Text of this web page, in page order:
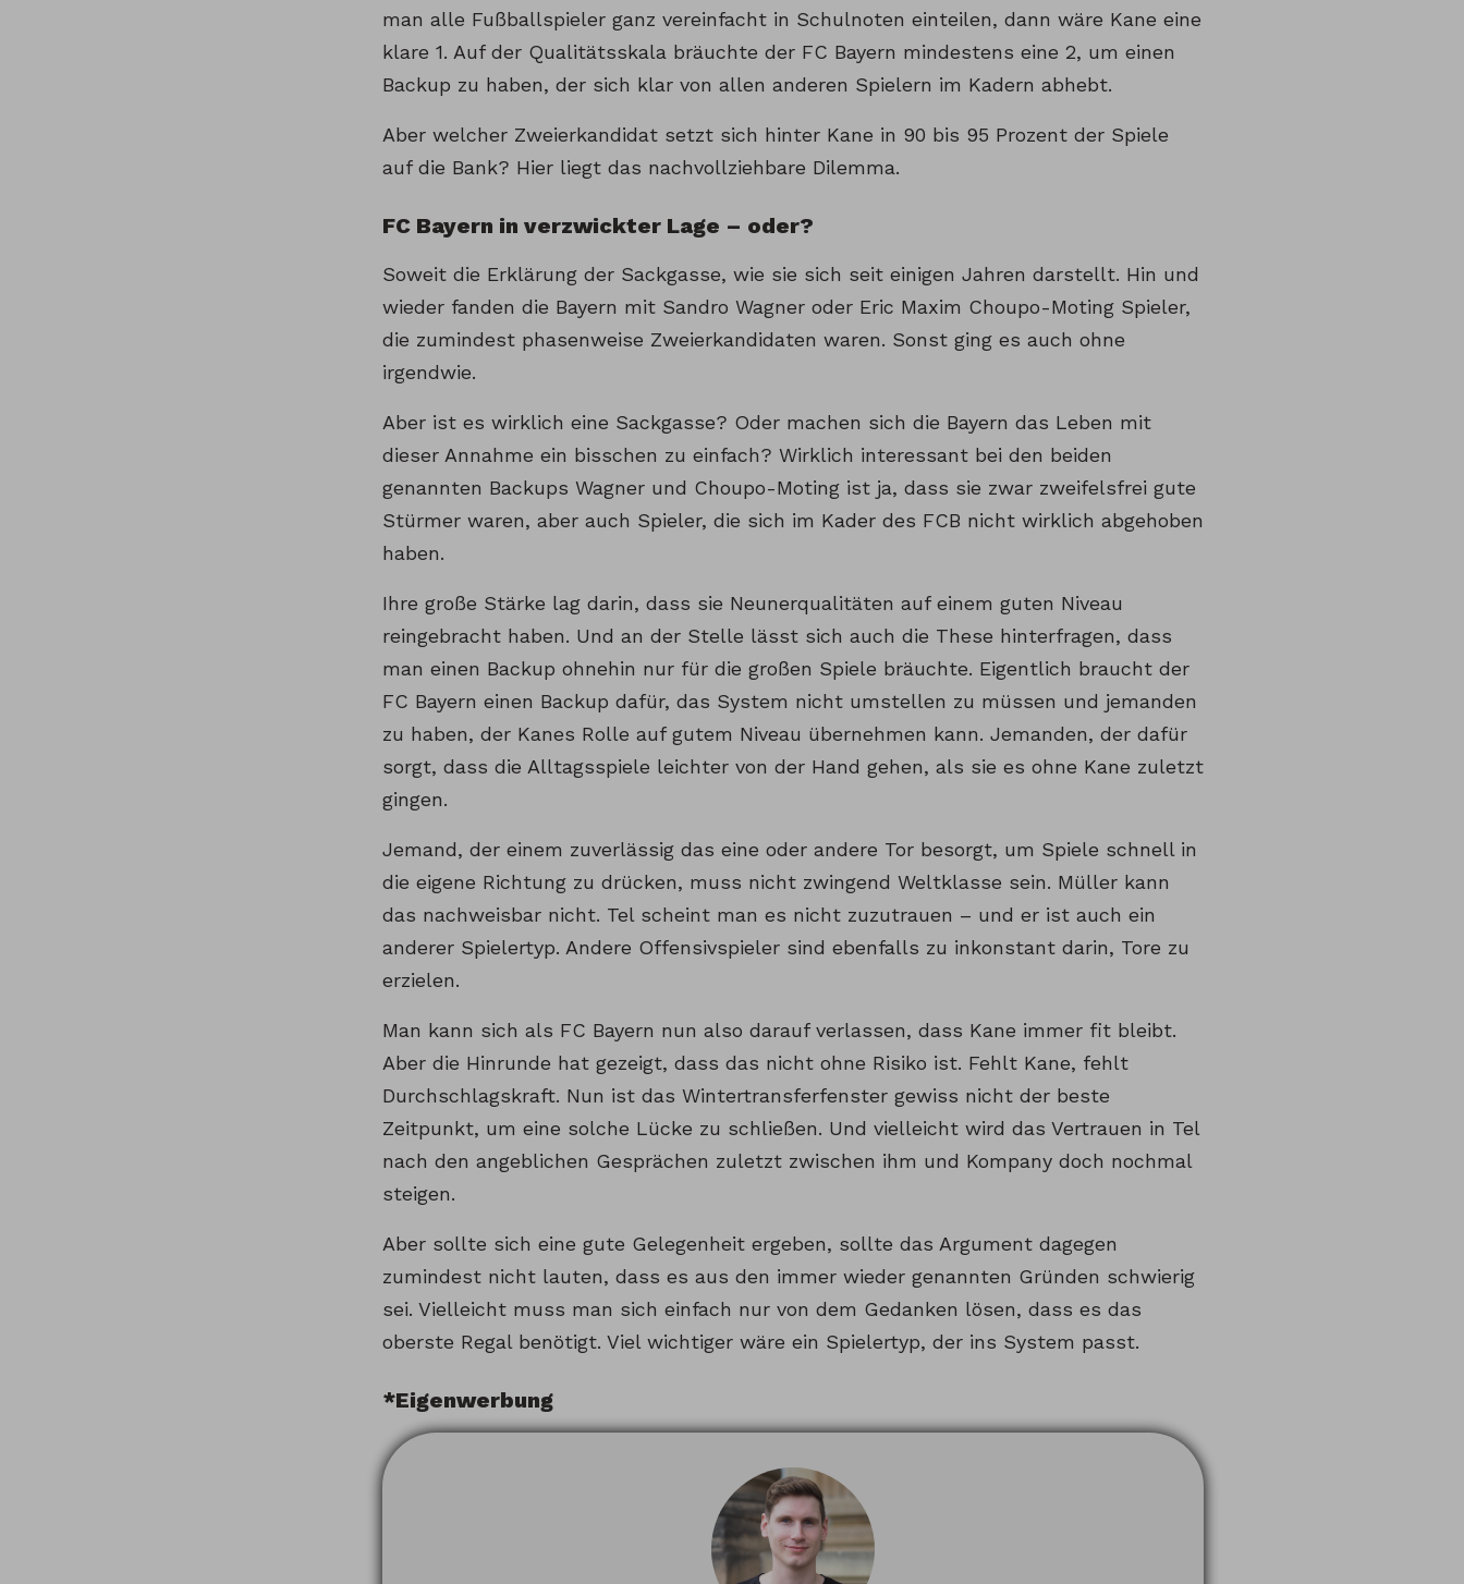
man alle Fußballspieler ganz vereinfacht in Schulnoten einteilen, dann wäre Kane eine
klare 1. Auf der Qualitätsskala bräuchte der FC Bayern mindestens eine 2, um einen
Backup zu haben, der sich klar von allen anderen Spielern im Kadern abhebt.
Aber welcher Zweierkandidat setzt sich hinter Kane in 90 bis 95 Prozent der Spiele
auf die Bank? Hier liegt das nachvollziehbare Dilemma.
FC Bayern in verzwickter Lage – oder?
Soweit die Erklärung der Sackgasse, wie sie sich seit einigen Jahren darstellt. Hin und
wieder fanden die Bayern mit Sandro Wagner oder Eric Maxim Choupo-Moting Spieler,
die zumindest phasenweise Zweierkandidaten waren. Sonst ging es auch ohne
irgendwie.
Aber ist es wirklich eine Sackgasse? Oder machen sich die Bayern das Leben mit
dieser Annahme ein bisschen zu einfach? Wirklich interessant bei den beiden
genannten Backups Wagner und Choupo-Moting ist ja, dass sie zwar zweifelsfrei gute
Stürmer waren, aber auch Spieler, die sich im Kader des FCB nicht wirklich abgehoben
haben.
Ihre große Stärke lag darin, dass sie Neunerqualitäten auf einem guten Niveau
reingebracht haben. Und an der Stelle lässt sich auch die These hinterfragen, dass
man einen Backup ohnehin nur für die großen Spiele bräuchte. Eigentlich braucht der
FC Bayern einen Backup dafür, das System nicht umstellen zu müssen und jemanden
zu haben, der Kanes Rolle auf gutem Niveau übernehmen kann. Jemanden, der dafür
sorgt, dass die Alltagsspiele leichter von der Hand gehen, als sie es ohne Kane zuletzt
gingen.
Jemand, der einem zuverlässig das eine oder andere Tor besorgt, um Spiele schnell in
die eigene Richtung zu drücken, muss nicht zwingend Weltklasse sein. Müller kann
das nachweisbar nicht. Tel scheint man es nicht zuzutrauen – und er ist auch ein
anderer Spielertyp. Andere Offensivspieler sind ebenfalls zu inkonstant darin, Tore zu
erzielen.
Man kann sich als FC Bayern nun also darauf verlassen, dass Kane immer fit bleibt.
Aber die Hinrunde hat gezeigt, dass das nicht ohne Risiko ist. Fehlt Kane, fehlt
Durchschlagskraft. Nun ist das Wintertransferfenster gewiss nicht der beste
Zeitpunkt, um eine solche Lücke zu schließen. Und vielleicht wird das Vertrauen in Tel
nach den angeblichen Gesprächen zuletzt zwischen ihm und Kompany doch nochmal
steigen.
Aber sollte sich eine gute Gelegenheit ergeben, sollte das Argument dagegen
zumindest nicht lauten, dass es aus den immer wieder genannten Gründen schwierig
sei. Vielleicht muss man sich einfach nur von dem Gedanken lösen, dass es das
oberste Regal benötigt. Viel wichtiger wäre ein Spielertyp, der ins System passt.
*Eigenwerbung